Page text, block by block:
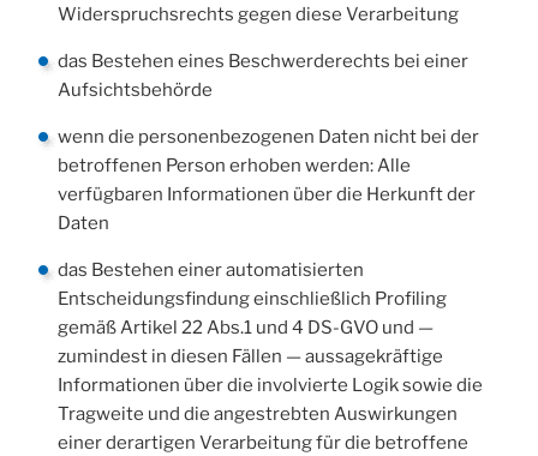
Widerspruchsrechts gegen diese Verarbeitung
das Bestehen eines Beschwerderechts bei einer
Aufsichtsbehörde
wenn die personenbezogenen Daten nicht bei der
betroffenen Person erhoben werden: Alle
verfügbaren Informationen über die Herkunft der
Daten
das Bestehen einer automatisierten
Entscheidungsfindung einschließlich Profiling
gemäß Artikel 22 Abs.1 und 4 DS-GVO und —
zumindest in diesen Fällen — aussagekräftige
Informationen über die involvierte Logik sowie die
Tragweite und die angestrebten Auswirkungen
einer derartigen Verarbeitung für die betroffene